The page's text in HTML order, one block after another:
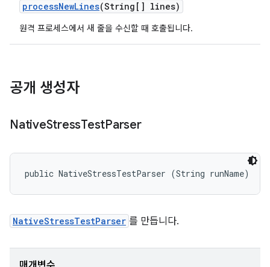
processNewLines(String[] lines)
원격 프로세스에서 새 줄을 수신할 때 호출됩니다.
공개 생성자
NativeStressTestParser
public NativeStressTestParser (String runName)
NativeStressTestParser 를 만듭니다.